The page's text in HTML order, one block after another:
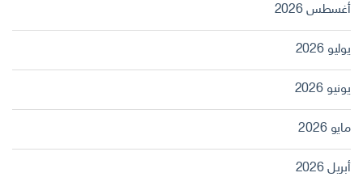
أغسطس 2026
يوليو 2026
يونيو 2026
مايو 2026
أبريل 2026